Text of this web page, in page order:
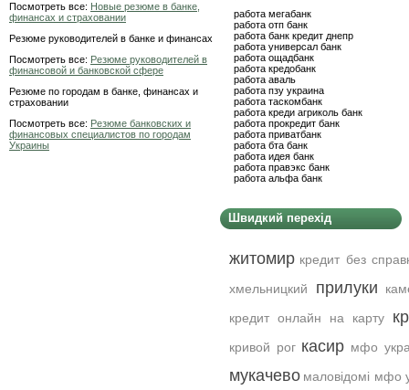
Посмотреть все: Новые резюме в банке,
финансах и страховании
Резюме руководителей в банке и финансах
Посмотреть все: Резюме руководителей в
финансовой и банковской сфере
Резюме по городам в банке, финансах и
страховании
Посмотреть все: Резюме банковских и
финансовых специалистов по городам
Украины
работа мегабанк
работа отп банк
работа банк кредит днепр
работа универсал банк
работа ощадбанк
работа кредобанк
работа аваль
работа пзу украина
работа таскомбанк
работа креди агриколь банк
работа прокредит банк
работа приватбанк
работа бта банк
работа идея банк
работа правэкс банк
работа альфа банк
Швидкий перехід
житомир кредит без
хмельницкий
прилуки
кредит онлайн на карту
кривой рог касир мфо
мукачево маловідомі мфо